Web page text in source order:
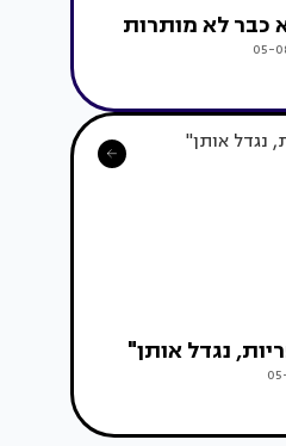
כבר לא מותרות
05-
נגדל אותן"